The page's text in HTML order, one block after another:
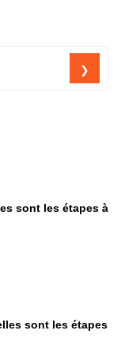
sont les étapes à
sont les étapes
?